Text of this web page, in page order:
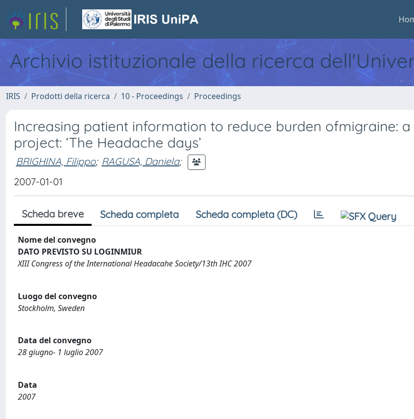
Archivio istituzionale della ricerca
IRIS Prodotti della ricerca 10 - Proceedings Proceedings
Increasing patient information to reduce burden ofmigraine: a
project: ‘The Headache days’
BRIGHINA, Filippo; RAGUSA, Daniela;
2007-01-01
Scheda breve Scheda completa Scheda completa (DC)
Nome del convegno
DATO PREVISTO SU LOGINMIUR
XIII Congress of the International Headacahe Society/13th IHC 2007
Luogo del convegno
Stockholm, Sweden
Data del convegno
28 giugno- 1 luglio 2007
Data
2007